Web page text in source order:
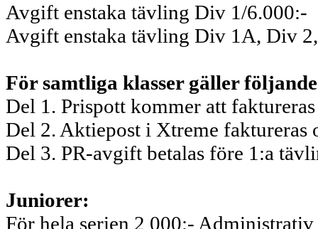
Avgift enstaka tävling Div 1/6.000:-
Avgift enstaka tävling Div 1A, Div
För samtliga klasser gäller
Del 1. Prispott kommer att
Del 2. Aktiepost i Xtreme faktureras
Del 3. PR-avgift betalas före 1:a
Juniorer:
För hela serien 2 000:-